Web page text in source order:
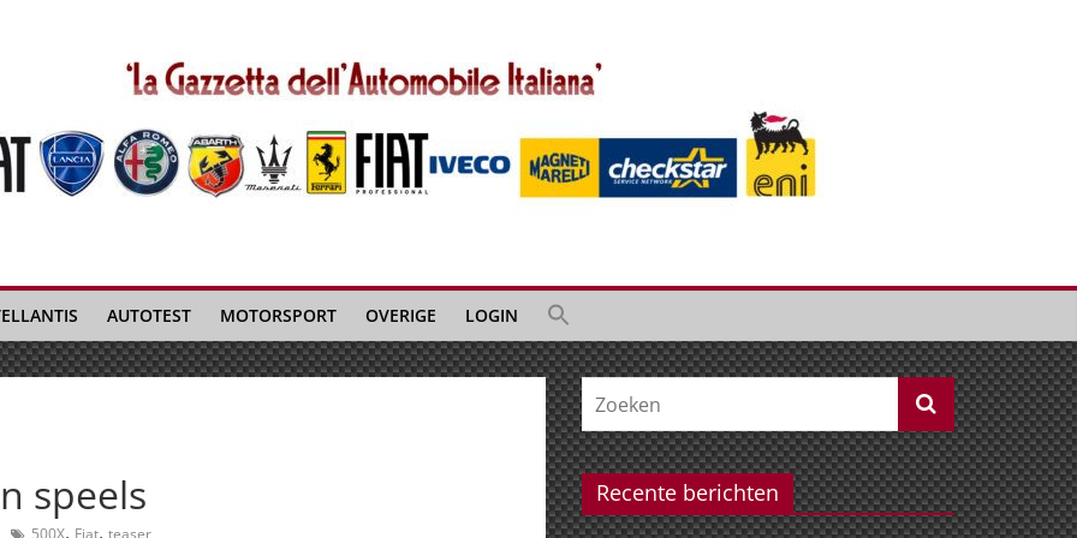
AUTOTEST MOTORSPORT OVERIGE LOGIN
speels
500X, Fiat, teaser
Recente berichten